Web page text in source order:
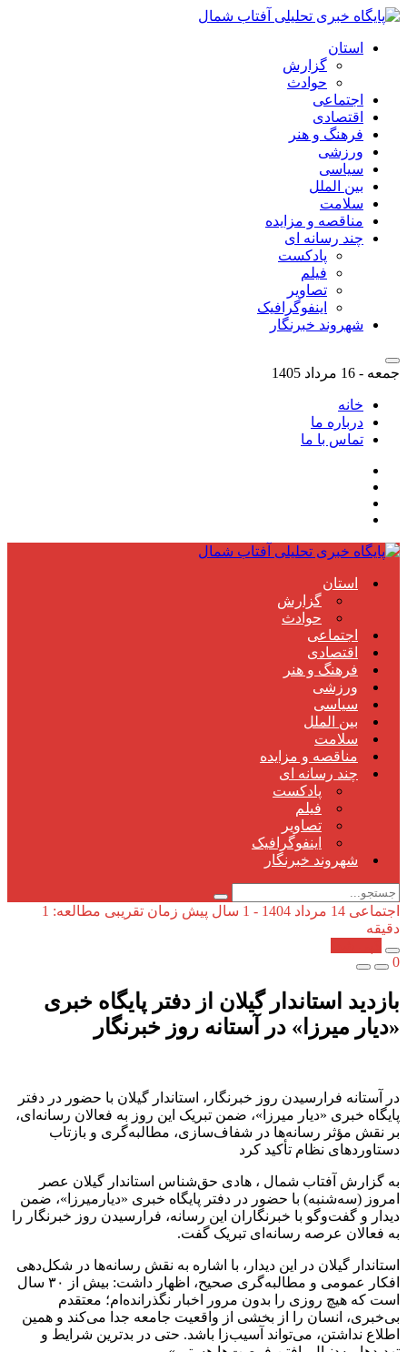
استان
گزارش
حوادث
اجتماعی
اقتصادی
فرهنگ و هنر
ورزشی
سیاسی
بین الملل
سلامت
مناقصه و مزایده
چند رسانه ای
پادکست
فیلم
تصاویر
اینفوگرافیک
شهروند خبرنگار
جمعه - 16 مرداد 1405
خانه
درباره ما
تماس با ما
استان
گزارش
حوادث
اجتماعی
اقتصادی
فرهنگ و هنر
ورزشی
سیاسی
بین الملل
سلامت
مناقصه و مزایده
چند رسانه ای
پادکست
فیلم
تصاویر
اینفوگرافیک
شهروند خبرنگار
اجتماعی 14 مرداد 1404 - 1 سال پیش
زمان تقریبی مطالعه: 1
دقیقه
0
بازدید استاندار گیلان از دفتر پایگاه خبری
«دیار میرزا» در آستانه روز خبرنگار
در آستانه فرارسیدن روز خبرنگار، استاندار گیلان با حضور در دفتر
پایگاه خبری «دیار میرزا»، ضمن تبریک این روز به فعالان رسانه‌ای،
بر نقش مؤثر رسانه‌ها در شفاف‌سازی، مطالبه‌گری و بازتاب
دستاوردهای نظام تأکید کرد
به گزارش آفتاب شمال ، هادی حق‌شناس استاندار گیلان عصر
امروز (سه‌شنبه) با حضور در دفتر پایگاه خبری «دیارمیرزا»، ضمن
دیدار و گفت‌وگو با خبرنگاران این رسانه، فرارسیدن روز خبرنگار را
به فعالان عرصه رسانه‌ای تبریک گفت.
استاندار گیلان در این دیدار، با اشاره به نقش رسانه‌ها در شکل‌دهی
افکار عمومی و مطالبه‌گری صحیح، اظهار داشت: بیش از ۳۰ سال
است که هیچ روزی را بدون مرور اخبار نگذرانده‌ام؛ معتقدم
بی‌خبری، انسان را از بخشی از واقعیت جامعه جدا می‌کند و همین
اطلاع نداشتن، می‌تواند آسیب‌زا باشد. حتی در بدترین شرایط و